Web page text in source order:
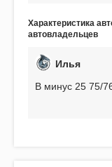
EFB 75. Судя
превосходит
Характеристика
автовладельцев
Илья
В минус 25 75/